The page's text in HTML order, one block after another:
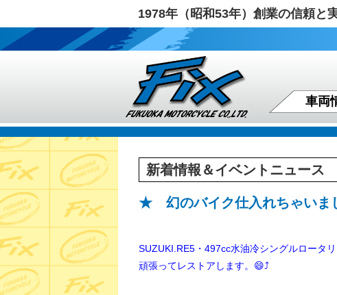
1978年（昭和53年）創業の信頼と
車両
新着情報＆イベントニュース
★ 幻のバイク仕入れちゃい
SUZUKI.RE5・497cc水油冷シングルロータ
頑張ってレストアします。😄⤴️